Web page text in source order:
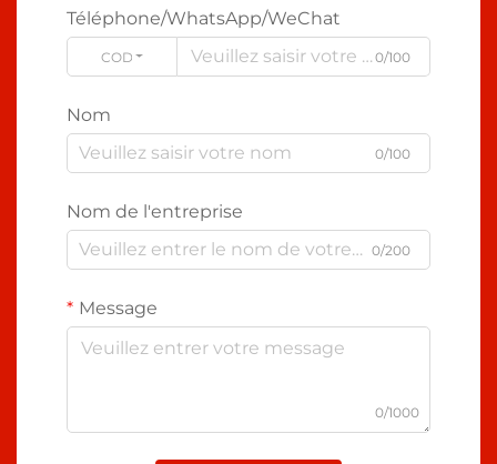
Téléphone/WhatsApp/WeChat
CODE 0/100
Nom
0/100
Nom de l'entreprise
0/200
Message
0/1000